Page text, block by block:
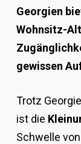
Georgien
Wohnsitz-
gewissen
Trotz
ist die
Schwelle